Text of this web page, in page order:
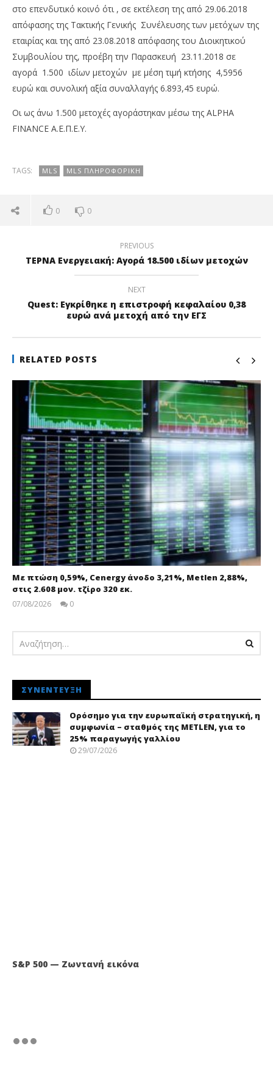
NOW VIEWING
pressroom
στο επενδυτικό κοινό ότι , σε εκτέλεση της από 29.06.2018
απόφασης της Τακτικής Γενικής Συνέλευσης των μετόχων της
εταιρίας και της από 23.08.2018 απόφασης του Διοικητικού
Συμβουλίου της, προέβη την Παρασκευή 23.11.2018 σε
αγορά 1.500 ιδίων μετοχών με μέση τιμή κτήσης 4,5956
ευρώ και συνολική αξία συναλλαγής 6.893,45 ευρώ.
Οι ως άνω 1.500 μετοχές αγοράστηκαν μέσω της ΑLPHA
FINANCE Α.Ε.Π.Ε.Υ.
TAGS: MLS MLS ΠΛΗΡΟΦΟΡΙΚΉ
0 0
PREVIOUS
ΤΕΡΝΑ Ενεργειακή: Αγορά 18.500 ιδίων μετοχών
NEXT
Quest: Εγκρίθηκε η επιστροφή κεφαλαίου 0,38
ευρώ ανά μετοχή από την ΕΓΣ
RELATED POSTS
Με πτώση 0,59%, Cenergy άνοδο 3,21%, Metlen 2,88%,
στις 2.608 μον. τζίρο 320 εκ.
07/08/2026
0
ΣΥΝΈΝΤΕΥΞΗ
Ορόσημο για την ευρωπαϊκή στρατηγική, η
συμφωνία – σταθμός της METLEN, για το
25% παραγωγής γαλλίου
29/07/2026
S&P 500 — Ζωντανή εικόνα